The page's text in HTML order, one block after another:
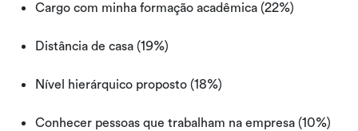
Cargo com minha formação acadêmica (22%)
Distância de casa (19%)
Nível hierárquico proposto (18%)
Conhecer pessoas que trabalham na empresa (10%)